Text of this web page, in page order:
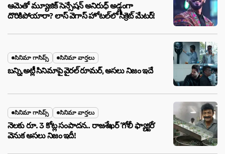
ఆమెతో మ్యూజిక్ సెన్సేషన్ అనిరుధ్ అడ్డంగా
దొరికిపోయారా? లాస్ వెగాస్ హోటల్‌లో సీక్రెట్ మేటర్!
సినిమా గాసిప్స్ సినిమా వార్తలు
బన్ని,అట్లీ సినిమాపై వైరల్ రూమర్, అసలు నిజం ఇదే
సినిమా గాసిప్స్ సినిమా వార్తలు
నెలకు రూ. 3 కోట్ల సంపాదన.. రాజశేఖర్ ‘గోలీ ఫ్యాక్టరీ’
వెనుక అసలు నిజం ఇదీ!